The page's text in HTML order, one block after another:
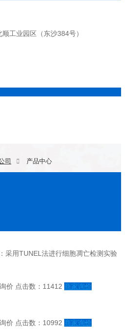
工业园区（东沙384号）
司 产品中心
采用TUNEL法进行细胞凋亡检测实验
价 点击数：11412 商家询价
价 点击数：10992 商家询价